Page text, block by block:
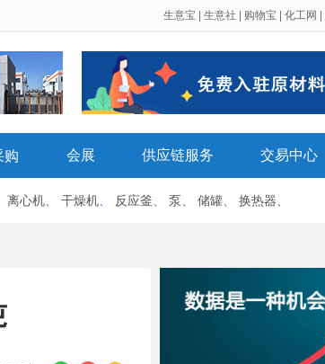
生意宝 生意社 购物宝 化工网
购 会展 供应链服务 交易中心
离心机 干燥机 反应釜 泵 储罐 换热器